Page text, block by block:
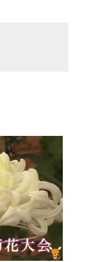
、いつ
へのサー
くには、
マイ
なりま
くお願い